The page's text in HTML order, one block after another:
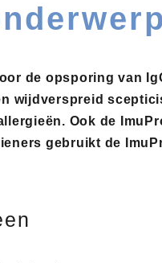
de opsporing van
wijdverspreid
Ook de
gebruikt de